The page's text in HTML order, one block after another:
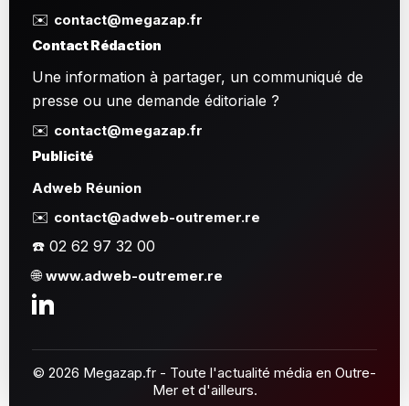
✉️ contact@megazap.fr
Contact Rédaction
Une information à partager, un communiqué de
presse ou une demande éditoriale ?
✉️ contact@megazap.fr
Publicité
Adweb Réunion
✉️ contact@adweb-outremer.re
☎️ 02 62 97 32 00
🌐www.adweb-outremer.re
© 2026 Megazap.fr - Toute l'actualité média en Outre-
Mer et d'ailleurs.